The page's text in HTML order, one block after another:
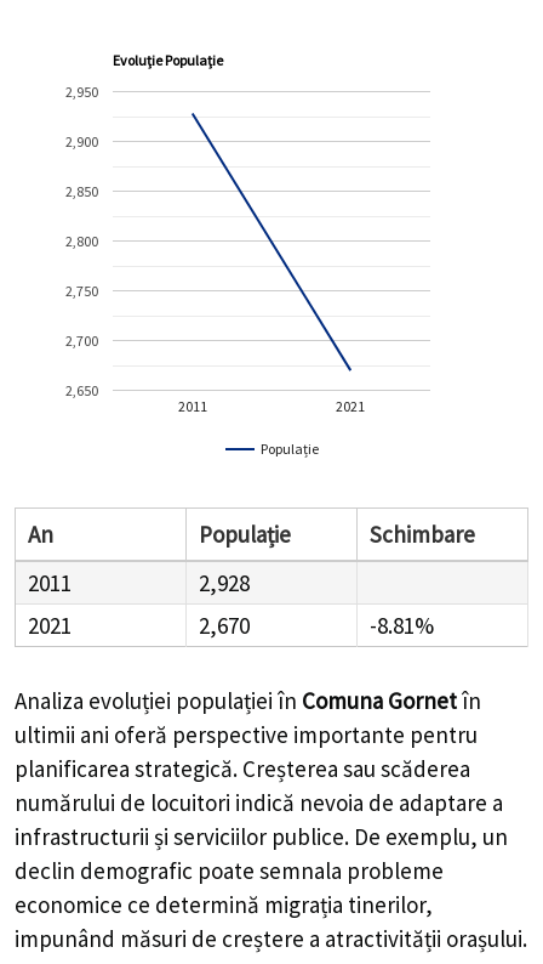
Evoluție Populație
Populație
2011 2021
2,650
2,700
2,750
2,800
2,850
2,900
2,950
An Populație
Schimbare
2011
2,928
2021
2,670 -8.81%
Analiza evoluției populației în Comuna Gornetîn
ultimii ani oferă perspective importante pentru
planificarea strategică. Creșterea sau scăderea
numărului de locuitori indică nevoia de adaptare a
infrastructurii și serviciilor publice. De exemplu, un
declin demografic poate semnala probleme
economice ce determină migrația tinerilor,
impunând măsuri de creștere a atractivității orașului.